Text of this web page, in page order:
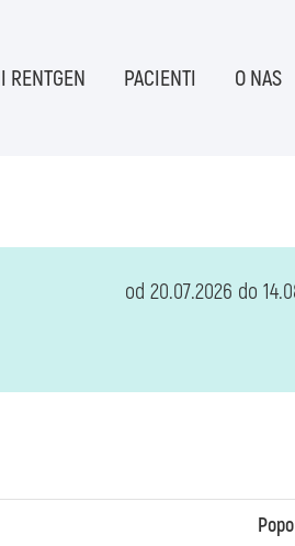
RENTGEN PACIENTI O NAS
od 20.07.2026 do